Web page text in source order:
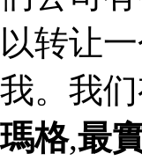
以转让
我。我
瑪格,最